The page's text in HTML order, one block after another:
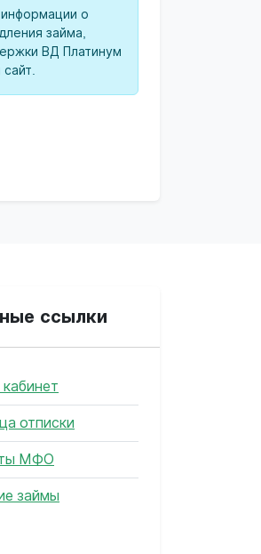
о
займа,
ВД Платинум
ссылки
отписки
МФО
займы